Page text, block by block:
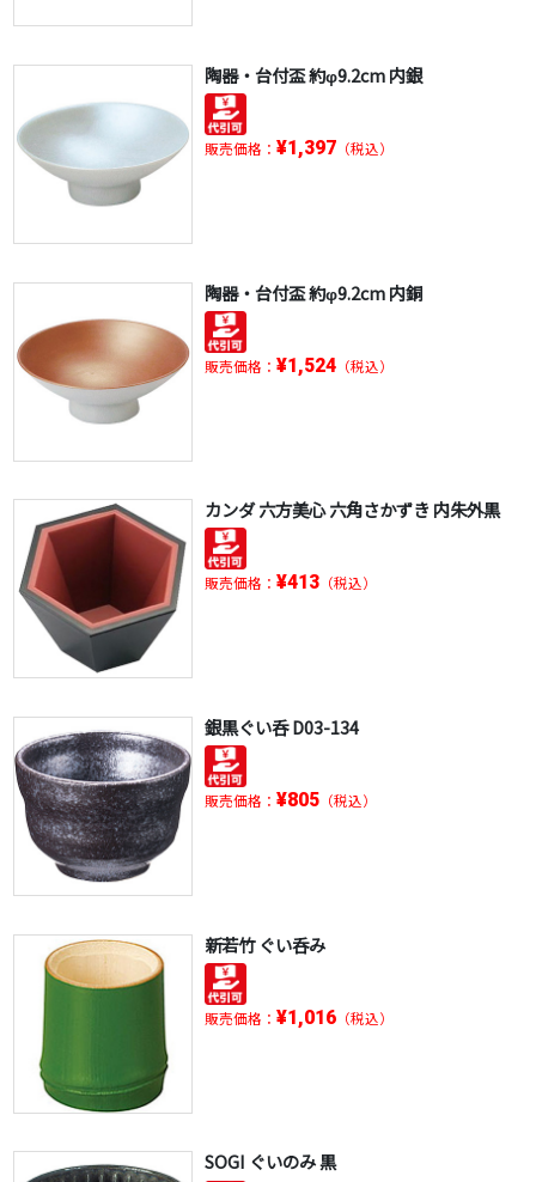
陶器・台付盃 約φ9.2cm 内銀
販売価格： ¥1,397（税込）
陶器・台付盃 約φ9.2cm 内銅
販売価格： ¥1,524（税込）
カンダ 六方美心 六角さかずき 内朱外黒
販売価格： ¥413（税込）
銀黒ぐい呑 D03-134
販売価格： ¥805（税込）
新若竹 ぐい呑み
販売価格： ¥1,016（税込）
SOGI ぐいのみ 黒